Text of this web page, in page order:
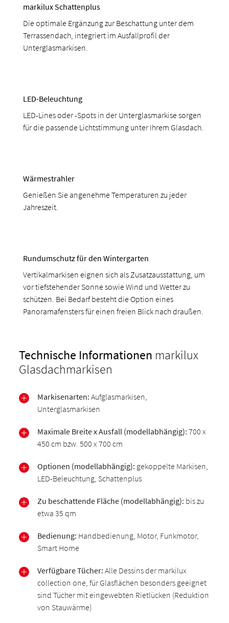
markilux Schattenplus
Die optimale Ergänzung zur Beschattung unter dem
Terrassendach, integriert im Ausfallprofil der
Unterglasmarkisen.
LED-Beleuchtung
LED-Lines oder -Spots in der Unterglasmarkise sorgen
für die passende Lichtstimmung unter Ihrem Glasdach.
Wärmestrahler
Genießen Sie angenehme Temperaturen zu jeder
Jahreszeit.
Rundumschutz für den Wintergarten
Vertikalmarkisen eignen sich als Zusatzausstattung, um
vor tiefstehender Sonne sowie Wind und Wetter zu
schützen. Bei Bedarf besteht die Option eines
Panoramafensters für einen freien Blick nach draußen.
Technische Informationen markilux
Glasdachmarkisen
Markisenarten:Aufglasmarkisen,
Unterglasmarkisen
Maximale Breite x Ausfall (modellabhängig): 700 x
450 cm bzw. 500 x 700 cm
Optionen (modellabhängig): gekoppelte Markisen,
LED-Beleuchtung, Schattenplus
Zu beschattende Fläche (modellabhängig): bis zu
etwa 35 qm
Bedienung: Handbedienung, Motor, Funkmotor,
Smart Home
Verfügbare Tücher: Alle Dessins der markilux
collection one, für Glasflächen besonders geeignet
sind Tücher mit eingewebten Rietlücken (Reduktion
von Stauwärme)